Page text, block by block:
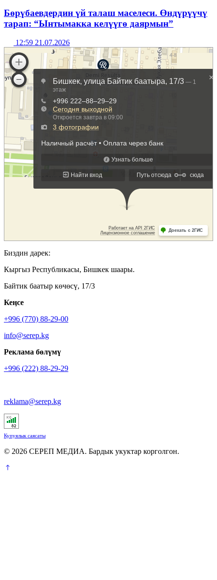
Бөрүбаевдердин үй талаш маселеси. Өндүрүүчү
тарап: “Ынтымакка келүүгө даярмын”
12:59 21.07.2026
Биздин дарек:
Кыргыз Республикасы, Бишкек шаары.
Байтик баатыр көчөсү, 17/3
Кеӊсе
+996 (770) 88-29-00
info@serep.kg
Реклама бөлүмү
+996 (222) 88-29-29
reklama@serep.kg
Купуялык саясаты
© 2026 СЕРЕП МЕДИА. Бардык укуктар корголгон.